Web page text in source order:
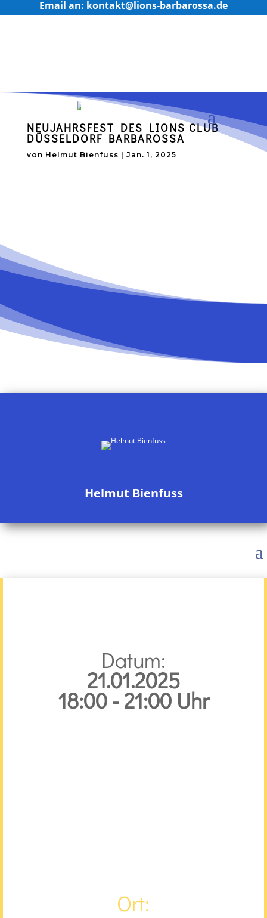
Email an: kontakt@lions-barbarossa.de
NEUJAHRSFEST DES LIONS CLUB
DÜSSELDORF BARBAROSSA
von Helmut Bienfuss Jan. 1, 2025
Helmut Bienfuss
Datum:
21.01.2025
18:00 - 21:00 Uhr
Ort: